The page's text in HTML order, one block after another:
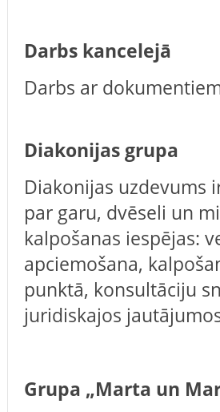
Darbs kancelejā
Darbs ar
Diakonijas grupa
Diakonijas uzdevums
par garu, dvēseli un
kalpošanas iespējas:
apciemošana,
punktā, konsultāciju
juridiskajos
Grupa „Marta un